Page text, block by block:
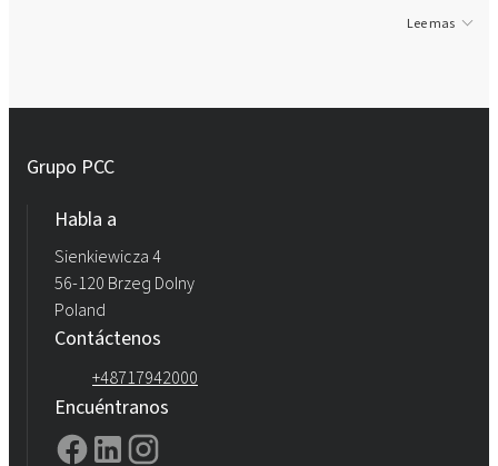
Lee mas
Grupo PCC
Habla a
Sienkiewicza 4
56-120 Brzeg Dolny
Poland
Contáctenos
+48717942000
Encuéntranos